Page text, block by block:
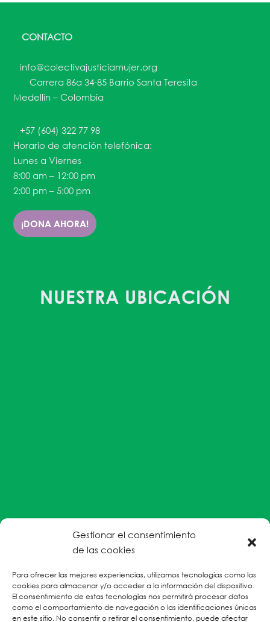
Gestionar el consentimiento
de las cookies
Para ofrecer las mejores experiencias, utilizamos tecnologías como las
cookies para almacenar y/o acceder a la información del dispositivo.
El consentimiento de estas tecnologías nos permitirá procesar datos
como el comportamiento de navegación o las identificaciones únicas
en este sitio. No consentir o retirar el consentimiento, puede afectar
CONTACTO
info@colectivajusticiamujer.org
Carrera 86a 34-85 Barrio Santa Teresita
Medellín – Colombia
+57 (604) 322 77 98
Horario de atención telefónica:
Lunes a Viernes
8:00 am – 12:00 pm
2:00 pm – 5:00 pm
¡DONA AHORA!
NUESTRA UBICACIÓN
#EnColectiva estamos comprometidas con la
parte del personal humanitario hacia personas
refugiadas, migrantes desplazadas internas y/o
victimas sobrevivientes de Violencias Basadas en